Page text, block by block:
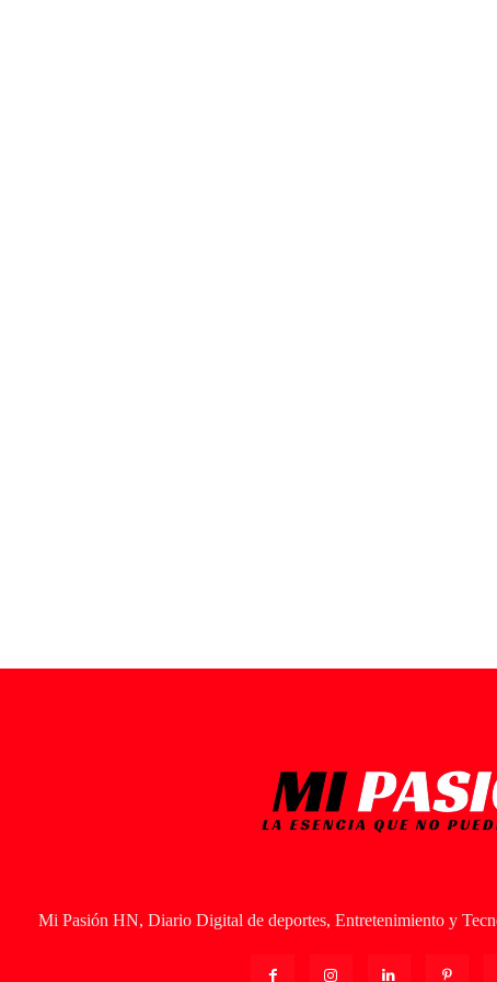
Mi Pasión HN, Diario Digital de deportes, Entretenimiento y